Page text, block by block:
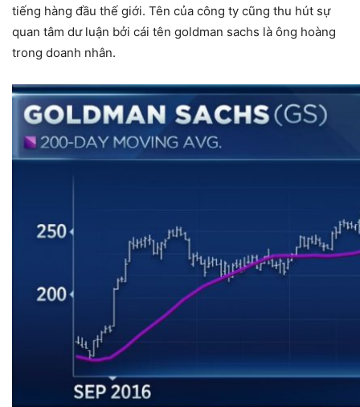
tiếng hàng đầu thế giới. Tên của công ty cũng thu hút sự
quan tâm dư luận bởi cái tên goldman sachs là ông hoàng
trong doanh nhân.